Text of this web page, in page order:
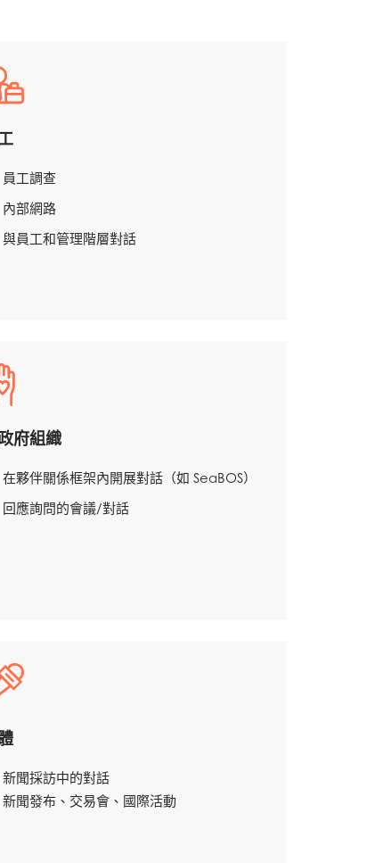
員工調查
內部網路
與員工和管理階層對話
府組織
在夥伴關係框架內開展對話（如 SeaBOS）
回應詢問的會議/對話
新聞採訪中的對話
新聞發布、交易會、國際活動